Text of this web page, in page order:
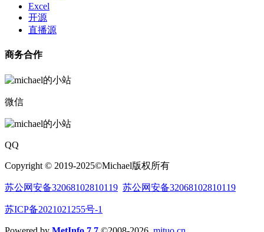
Excel
开源
直播源
商务合作
微信
QQ
Copyright © 2019-2025©Michael版权所有
苏公网安备32068102810119 苏公网安备32068102810119
苏ICP备2021021255号-1